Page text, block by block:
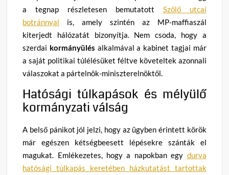
a tegnap részletesen bemutatott Szőlő utcai
botránnyal is, amely szintén az MP-maffiaszál
kiterjedt hálózatát bizonyítja. Nem csoda, hogy a
szerdai kormányülés alkalmával a kabinet tagjai már
a saját politikai túlélésüket féltve követeltek azonnali
válaszokat a pártelnök-miniszterelnöktől.
Hatósági túlkapások és mélyülő
kormányzati válság
A belső pánikot jól jelzi, hogy az ügyben érintett körök
már egészen kétségbeesett lépésekre szánták el
magukat. Emlékezetes, hogy a napokban egy durva
hatósági túlkapás keretében házkutatást tartottak